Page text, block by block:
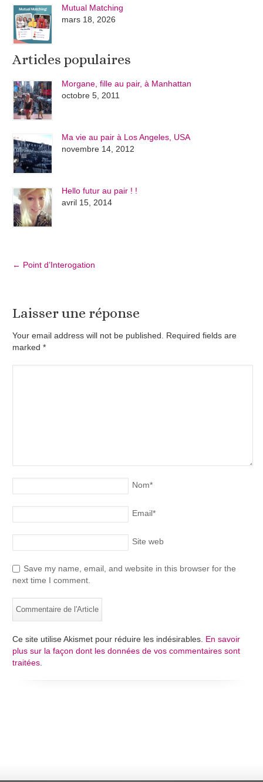
Mutual Matching
mars 18, 2026
Articles populaires
Morgane, fille au pair, à Manhattan
octobre 5, 2011
Ma vie au pair à Los Angeles, USA
novembre 14, 2012
Hello futur au pair ! !
avril 15, 2014
← Point d’Interogation
Laisser une réponse
Your email address will not be published. Required fields are
marked*
Nom*
Email*
Site web
Save my name, email, and website in this browser for the
next time I comment.
Ce site utilise Akismet pour réduire les indésirables. En savoir
plus sur la façon dont les données de vos commentaires sont
traitées